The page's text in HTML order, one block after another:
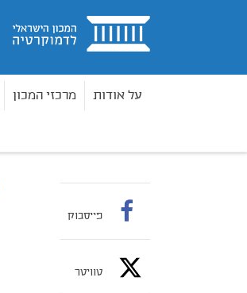
בית
על אודות מרכזי המכון
פייסבוק
טוויטר